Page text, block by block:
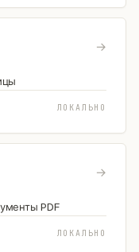
→
ЛОКАЛЬНО
→
PDF
ЛОКАЛЬНО